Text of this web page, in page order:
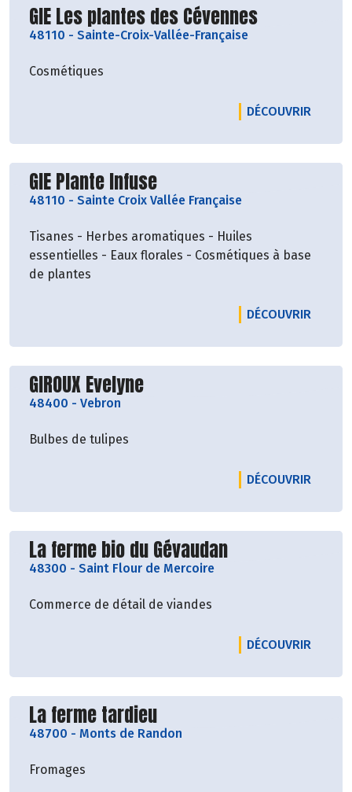
Découvrir le producteur
GIE Les plantes des Cévennes
48110 - Sainte-Croix-Vallée-Française
Cosmétiques
DÉCOUVRIR
Découvrir le producteur
GIE Plante Infuse
48110 - Sainte Croix Vallée Française
Tisanes - Herbes aromatiques - Huiles
essentielles - Eaux florales - Cosmétiques à base
de plantes
DÉCOUVRIR
Découvrir le producteur
GIROUX Evelyne
48400 - Vebron
Bulbes de tulipes
DÉCOUVRIR
Découvrir le producteur
La ferme bio du Gévaudan
48300 - Saint Flour de Mercoire
Commerce de détail de viandes
DÉCOUVRIR
Découvrir le producteur
La ferme tardieu
48700 - Monts de Randon
Fromages